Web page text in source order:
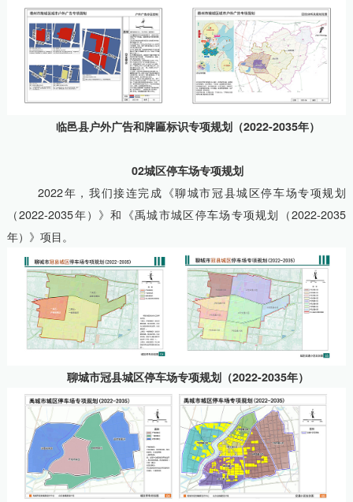
临邑县户外广告和牌匾标识专项规划（2022-2035年）
02城区停车场专项规划
2022年，我们接连完成《聊城市冠县城区停车场专项规划
（2022-2035年）》和《禹城市城区停车场专项规划（2022-2035
年）》项目。
聊城市冠县城区停车场专项规划（2022-2035年）